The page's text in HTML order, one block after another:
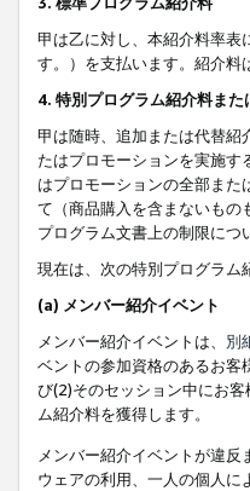
甲は乙に対し、本紹介料率表
す。）を支払います。紹介料
4. 特別プログラム紹介料また
甲は随時、追加または代替紹
たはプロモーションを実施
はプロモーションの全部ま
て（商品購入を含まないもの
プログラム文書上の制限に
現在は、次の特別プログラム
(a) メンバー紹介イベント
メンバー紹介イベントは、 別
ベントの参加資格のあるお客
び(2)そのセッション中にお客
ム紹介料を獲得します。
メンバー紹介イベントが違
ウェアの利用、一人の個人